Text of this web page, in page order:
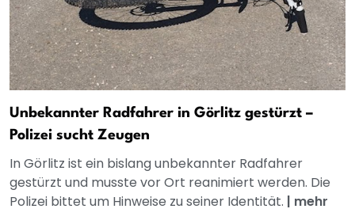
Unbekannter Radfahrer in Görlitz gestürzt –
Polizei sucht Zeugen
In Görlitz ist ein bislang unbekannter Radfahrer
gestürzt und musste vor Ort reanimiert werden. Die
Polizei bittet um Hinweise zu seiner Identität. | mehr